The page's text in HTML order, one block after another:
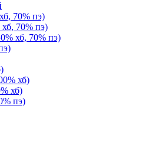
70% пэ)
70% пэ)
хб, 70% пэ)
хб)
хб)
пэ)